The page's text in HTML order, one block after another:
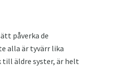
påverka de
alla är tyvärr lika
till äldre syster, är helt